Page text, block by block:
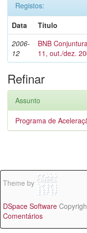
Registos:
Data
Título
2006-
12
BNB
11, out./dez.
Refinar
Assunto
Programa de
Theme by
DSpace Software
Comentários